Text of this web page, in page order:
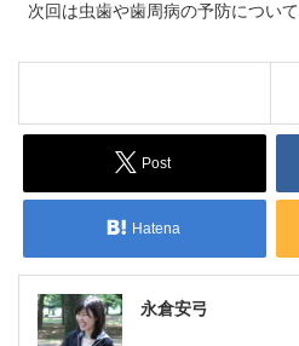
次回は虫歯や歯周病の予防について
Post
Hatena
永倉安弓